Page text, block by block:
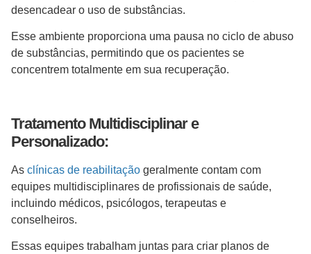
desencadear o uso de substâncias.
Esse ambiente proporciona uma pausa no ciclo de abuso
de substâncias, permitindo que os pacientes se
concentrem totalmente em sua recuperação.
Tratamento Multidisciplinar e
Personalizado:
As clínicas de reabilitação geralmente contam com
equipes multidisciplinares de profissionais de saúde,
incluindo médicos, psicólogos, terapeutas e
conselheiros.
Essas equipes trabalham juntas para criar planos de